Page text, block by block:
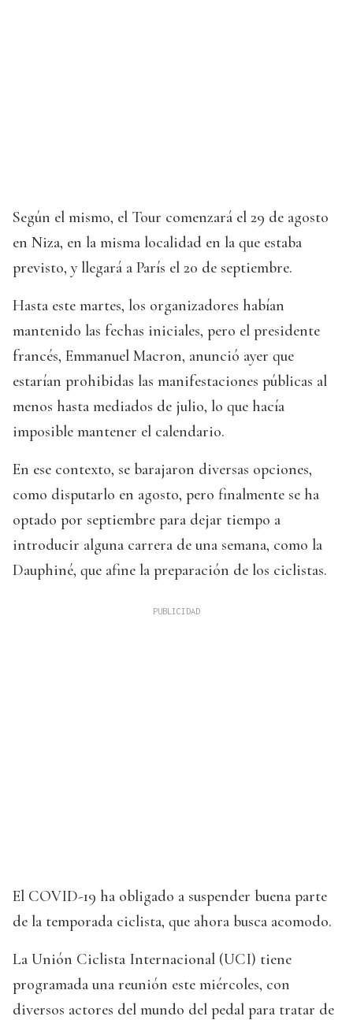
Según el mismo, el Tour comenzará el 29 de agosto
en Niza, en la misma localidad en la que estaba
previsto, y llegará a París el 20 de septiembre.
Hasta este martes, los organizadores habían
mantenido las fechas iniciales, pero el presidente
francés, Emmanuel Macron, anunció ayer que
estarían prohibidas las manifestaciones públicas al
menos hasta mediados de julio, lo que hacía
imposible mantener el calendario.
En ese contexto, se barajaron diversas opciones,
como disputarlo en agosto, pero finalmente se ha
optado por septiembre para dejar tiempo a
introducir alguna carrera de una semana, como la
Dauphiné, que afine la preparación de los ciclistas.
El COVID-19 ha obligado a suspender buena parte
de la temporada ciclista, que ahora busca acomodo.
La Unión Ciclista Internacional (UCI) tiene
programada una reunión este miércoles, con
diversos actores del mundo del pedal para tratar de